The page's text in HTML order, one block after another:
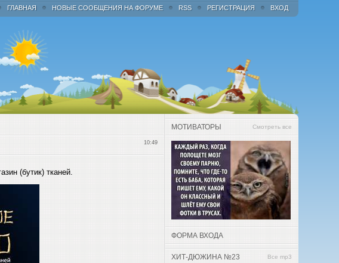
ВХОД
РЕГИСТРАЦИЯ
RSS
НОВЫЕ СООБЩЕНИЯ НА ФОРУМЕ
ГЛАВНАЯ
10:49
(бутик) тканей.
МОТИВАТОРЫ Смотреть все
ФОРМА ВХОДА
ХИТ-ДЮЖИНА №23 Все mp3